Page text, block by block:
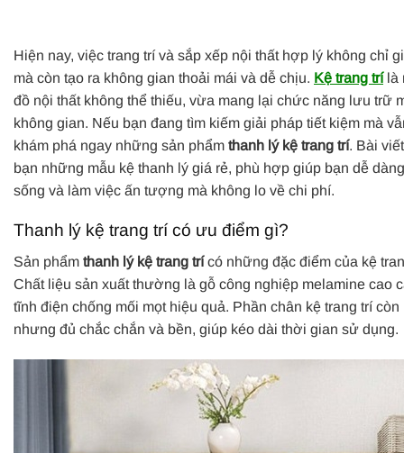
Hiện nay, việc trang trí và sắp xếp nội thất hợp lý không chỉ
mà còn tạo ra không gian thoải mái và dễ chịu. Kệ trang trílà
đồ nội thất không thể thiếu, vừa mang lại chức năng lưu trữ
không gian. Nếu bạn đang tìm kiếm giải pháp tiết kiệm mà
khám phá ngay những sản phẩm thanh lý kệ trang trí. Bài
bạn những mẫu kệ thanh lý giá rẻ, phù hợp giúp bạn dễ
sống và làm việc ấn tượng mà không lo về chi phí.
Thanh lý kệ trang trí có ưu điểm gì?
Sản phẩm thanh lý kệ trang trícó những đặc điểm của kệ
Chất liệu sản xuất thường là gỗ công nghiệp melamine cao
tĩnh điện chống mối mọt hiệu quả. Phần chân kệ trang trí
nhưng đủ chắc chắn và bền, giúp kéo dài thời gian sử dụng.